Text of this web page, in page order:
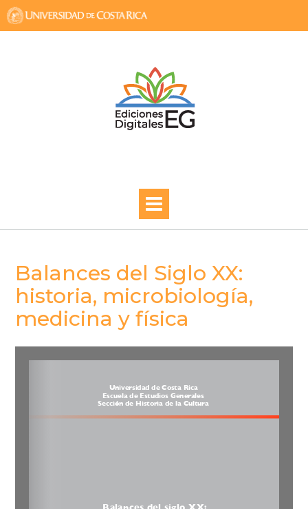
Balances del Siglo XX:
historia, microbiología,
medicina y física